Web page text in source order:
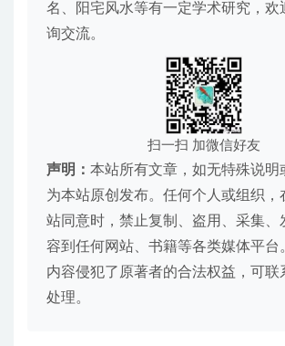
名、阳宅风水等有一定学术研究，欢
询交流。
扫一扫 加微信好友
声明： 本站所有文章，如无特殊说明
为本站原创发布。任何个人或组织，
站同意时，禁止复制、盗用、采集、
容到任何网站、书籍等各类媒体平台
内容侵犯了原著者的合法权益，可联
处理。